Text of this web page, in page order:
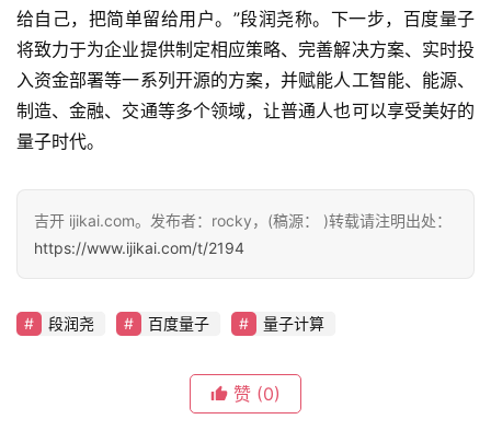
给自己，把简单留给用户。”段润尧称。下一步，百度量子
将致力于为企业提供制定相应策略、完善解决方案、实时投
入资金部署等一系列开源的方案，并赋能人工智能、能源、
制造、金融、交通等多个领域，让普通人也可以享受美好的
量子时代。
吉开 ijikai.com。发布者：rocky，(稿源： )转载请注明出处：
https://www.ijikai.com/t/2194
段润尧 百度量子 量子计算
赞 (0)